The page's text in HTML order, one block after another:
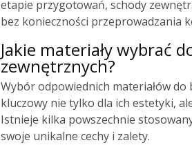
etapie przygotowań, schody
bez konieczności przeprowadzania
Jakie materiały wybrać
zewnętrznych?
Wybór odpowiednich materiałów
kluczowy nie tylko dla ich estetyki,
Istnieje kilka powszechnie
swoje unikalne cechy i zalety.